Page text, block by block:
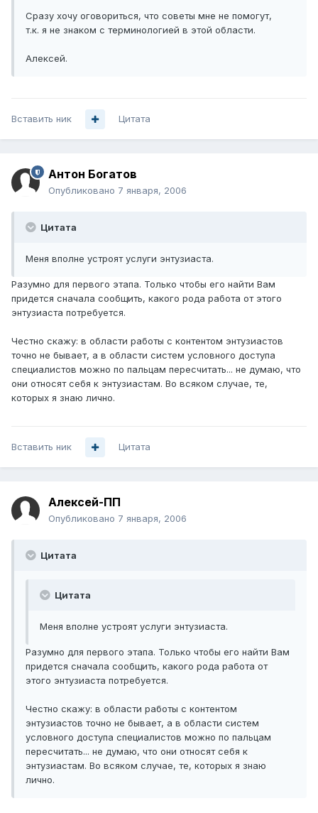
Сразу хочу оговориться, что советы мне не помогут,
т.к. я не знаком с терминологией в этой области.
Алексей.
Вставить ник Цитата
Антон Богатов
Опубликовано 7 января, 2006
Цитата
Меня вполне устроят услуги энтузиаста.
Разумно для первого этапа. Только чтобы его найти Вам
придется сначала сообщить, какого рода работа от этого
энтузиаста потребуется.
Честно скажу: в области работы с контентом энтузиастов
точно не бывает, а в области систем условного доступа
специалистов можно по пальцам пересчитать... не думаю, что
они относят себя к энтузиастам. Во всяком случае, те,
которых я знаю лично.
Вставить ник Цитата
Алексей-ПП
Опубликовано 7 января, 2006
Цитата
Цитата
Меня вполне устроят услуги энтузиаста.
Разумно для первого этапа. Только чтобы его найти Вам
придется сначала сообщить, какого рода работа от
этого энтузиаста потребуется.
Честно скажу: в области работы с контентом
энтузиастов точно не бывает, а в области систем
условного доступа специалистов можно по пальцам
пересчитать... не думаю, что они относят себя к
энтузиастам. Во всяком случае, те, которых я знаю
лично.